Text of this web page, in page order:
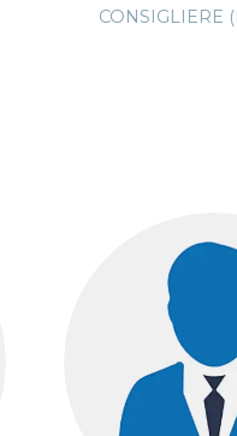
CONSIGLIERE